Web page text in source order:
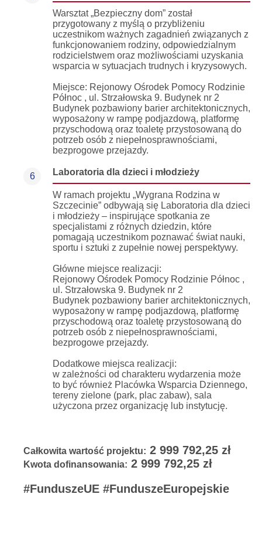
Warsztat „Bezpieczny dom” został
przygotowany z myślą o przybliżeniu
uczestnikom ważnych zagadnień związanych z
funkcjonowaniem rodziny, odpowiedzialnym
rodzicielstwem oraz możliwościami uzyskania
wsparcia w sytuacjach trudnych i kryzysowych.
Miejsce: Rejonowy Ośrodek Pomocy Rodzinie
Północ , ul. Strzałowska 9. Budynek nr 2
Budynek pozbawiony barier architektonicznych,
wyposażony w rampę podjazdową, platformę
przyschodową oraz toaletę przystosowaną do
potrzeb osób z niepełnosprawnościami,
bezprogowe przejazdy.
6 Laboratoria dla dzieci i młodzieży
W ramach projektu „Wygrana Rodzina w
Szczecinie” odbywają się Laboratoria dla dzieci
i młodzieży – inspirujące spotkania ze
specjalistami z różnych dziedzin, które
pomagają uczestnikom poznawać świat nauki,
sportu i sztuki z zupełnie nowej perspektywy.
Główne miejsce realizacji:
Rejonowy Ośrodek Pomocy Rodzinie Północ ,
ul. Strzałowska 9. Budynek nr 2
Budynek pozbawiony barier architektonicznych,
wyposażony w rampę podjazdową, platformę
przyschodową oraz toaletę przystosowaną do
potrzeb osób z niepełnosprawnościami,
bezprogowe przejazdy.
Dodatkowe miejsca realizacji:
w zależności od charakteru wydarzenia może
to być również Placówka Wsparcia Dziennego,
tereny zielone (park, plac zabaw), sala
użyczona przez organizację lub instytucję.
Całkowita wartość projektu: 2 999 792,25 zł
Kwota dofinansowania: 2 999 792,25 zł
#FunduszeUE #FunduszeEuropejskie